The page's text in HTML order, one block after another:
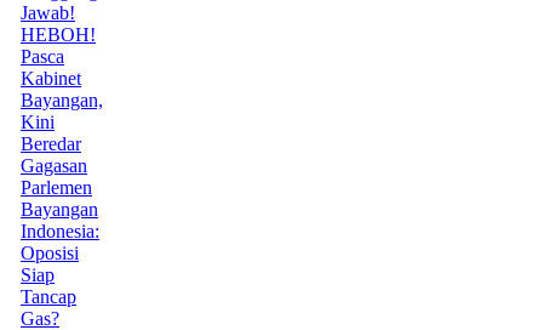
Jawab!
HEBOH!
Pasca
Kabinet
Bayangan,
Kini
Beredar
Gagasan
Parlemen
Bayangan
Indonesia:
Oposisi
Siap
Tancap
Gas?